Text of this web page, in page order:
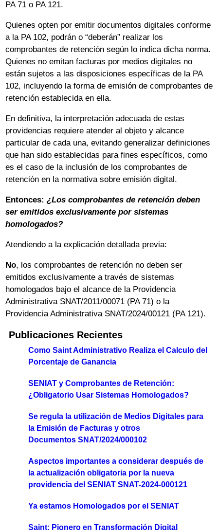
PA 71 o PA 121.
Quienes opten por emitir documentos digitales conforme
a la PA 102, podrán o “deberán” realizar los
comprobantes de retención según lo indica dicha norma.
Quienes no emitan facturas por medios digitales no
están sujetos a las disposiciones específicas de la PA
102, incluyendo la forma de emisión de comprobantes de
retención establecida en ella.
En definitiva, la interpretación adecuada de estas
providencias requiere atender al objeto y alcance
particular de cada una, evitando generalizar definiciones
que han sido establecidas para fines específicos, como
es el caso de la inclusión de los comprobantes de
retención en la normativa sobre emisión digital.
Entonces: ¿Los comprobantes de retención deben
ser emitidos exclusivamente por sistemas
homologados?
Atendiendo a la explicación detallada previa:
No, los comprobantes de retención no deben ser
emitidos exclusivamente a través de sistemas
homologados bajo el alcance de la Providencia
Administrativa SNAT/2011/00071 (PA 71) o la
Providencia Administrativa SNAT/2024/00121 (PA 121).
Publicaciones Recientes
Como Saint Administrativo Realiza el Calculo del
Porcentaje de Ganancia
SENIAT y Comprobantes de Retención:
¿Obligatorio Usar Sistemas Homologados?
Se regula la utilización de Medios Digitales para
la Emisión de Facturas y otros
Documentos SNAT/2024/000102
Aspectos importantes a considerar después de
la actualización obligatoria por la nueva
providencia del SENIAT SNAT-2024-000121
Ya estamos Homologados por el SENIAT
Saint: Pionero en Transformación Digital